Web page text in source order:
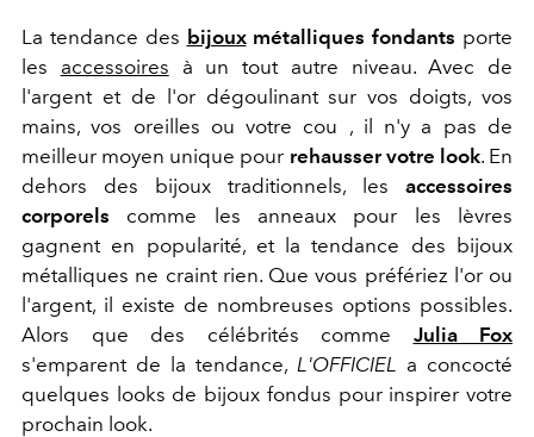
La tendance des bijouxmétalliques fondants porte
les accessoires à un tout autre niveau. Avec de
l'argent et de l'or dégoulinant sur vos doigts, vos
mains, vos oreilles ou votre cou , il n'y a pas de
meilleur moyen unique pour rehausser votre look. En
dehors des bijoux traditionnels, les accessoires
corporels comme les anneaux pour les lèvres
gagnent en popularité, et la tendance des bijoux
métalliques ne craint rien. Que vous préfériez l'or ou
l'argent, il existe de nombreuses options possibles.
Alors que des célébrités comme Julia Fox
s'emparent de la tendance, L'OFFICIEL
a concocté
quelques looks de bijoux fondus pour inspirer votre
prochain look.